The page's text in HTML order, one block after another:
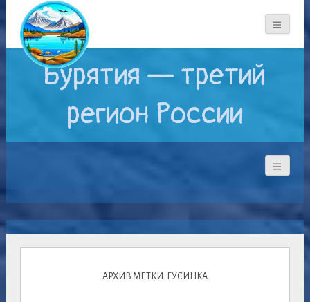
Бурятия — третий
регион России
АРХИВ МЕТКИ: ГУСИНКА